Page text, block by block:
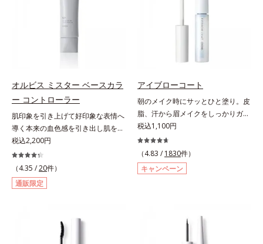
な指先に、さり気なく信頼感を宿し
ます。【色説明】（01）：”塗って
る感”を感じさせない、ほんのり血
元へ導くくすみピンク【ご使用方
す。②筆と軸についた液をビンの口
元でしごき、量を調整してから自爪
に直接塗ります。2度塗りすると、
より美しい仕上がりになります。
バー。指にとって重ねづけすると、
さらにハイカバーな仕上がりに。テ
クニック不要で初心者でも安心の使
ラの感触で、いつでも絶好調の肌を
叶えます(*)。* メイク効果による
【ご使用方法】2～3ｍｍくり出し、
カバーしたい部分に直接つけてくだ
さい。さらにカバー効果を出したい
ときは、重ねづけしてください。
オルビス ミスター ベースカラ
ー コントローラー
肌印象を引き上げて好印象な表情へ
導く本来の血色感を引き出し肌を均
一に整えるベースカラー。スキンケ
ア感覚で絶好調な肌へ整えるベース
コントロールカラーです。肌トラブ
ルを“覆い隠す”のではなく、“光で整
える”オレンジフィルター理論に着
て、血色のよいイキイキとした印象
の「赤」を肌にプラス。毛穴のデコ
税込2,200円
（4.35 /20件）
通販限定
アイブローコート
朝のメイク時にサッとひと塗り。皮
脂、汗から眉メイクをしっかりガー
ド！。メイク時に描いた眉の上から
サッとひと塗りするだけで、描いた
ままの美しい眉を長時間キープしま
す。汗、皮脂、こすれなどから美し
い眉をしっかり守るウォータープル
なので、塗ったことを忘れてしまう
くらい自然な仕上がり。毎日使うも
税込1,100円
（4.83 / 1830件）
キャンペーン